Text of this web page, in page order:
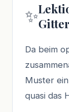
✨
Da beim
Muster
quasi das